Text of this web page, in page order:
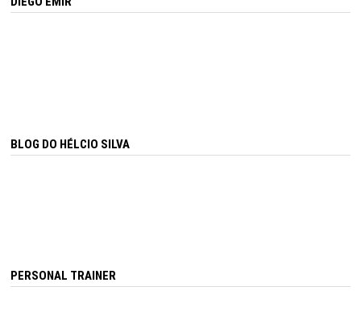
BLOG DO HÉLCIO SILVA
PERSONAL TRAINER